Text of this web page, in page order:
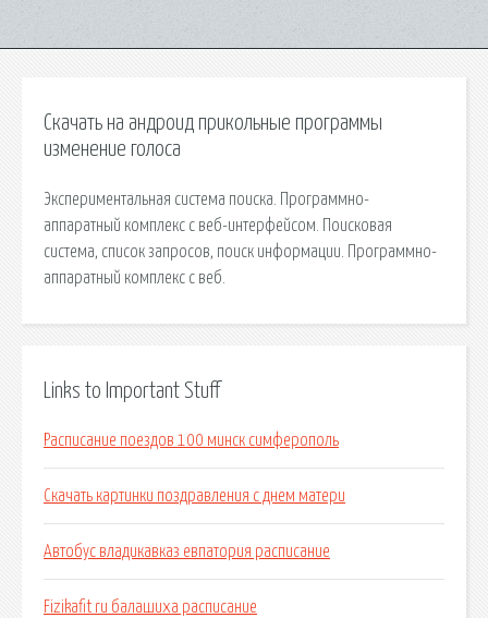
Скачать на андроид прикольные программы
изменение голоса
Экспериментальная система поиска. Программно-
аппаратный комплекс с веб-интерфейсом. Поисковая
сиcтема, список запросов, поиск информации. Программно-
аппаратный комплекс с веб.
Links to Important Stuff
Расписание поездов 100 минск симферополь
Скачать картинки поздравления с днем матери
Автобус владикавказ евпатория расписание
Fizikafit ru балашиха расписание